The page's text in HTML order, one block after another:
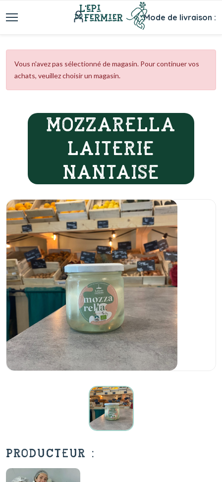
Mode de livraison :
Vous n'avez pas sélectionné de magasin. Pour continuer vos
achats, veuillez choisir un magasin.
MOZZARELLA
LAITERIE
NANTAISE
PRODUCTEUR :